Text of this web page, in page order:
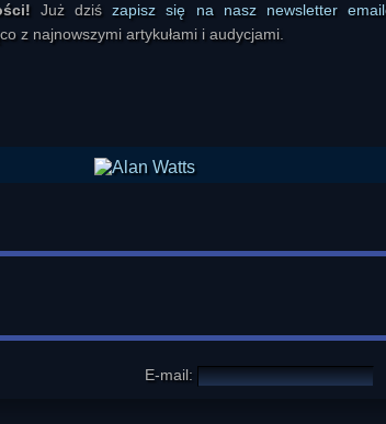
Już dziśzapisz się na nasz newsletter
z najnowszymi artykułami i audycjami.
E-mail: